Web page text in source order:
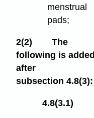
menstrual
pads;
2(2)
The
following is added
after
subsection 4.8(3):
4.8(3.1)